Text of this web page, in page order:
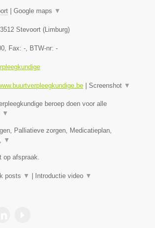
Google maps ▼
3512 Stevoort ( Limburg)
, Fax: - , BTW-nr: -
Screenshot ▼
beroep doen voor alle
▼
Palliatieve zorgen, Medicatieplan,
▼
op afspraak.
posts ▼ Introductie video ▼